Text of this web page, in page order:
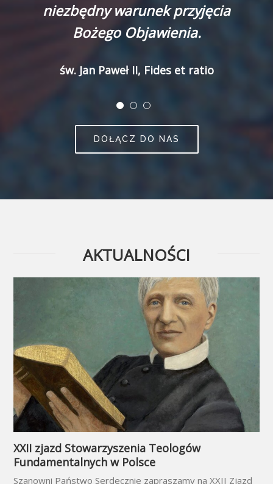
niezbędny warunek przyjęcia
Bożego Objawienia.
św. Jan Paweł II, Fides et ratio
DOŁĄCZ DO NAS
AKTUALNOŚCI
XXII zjazd Stowarzyszenia Teologów
Fundamentalnych w Polsce
Szanowni Państwo Serdecznie zapraszamy na XXII Zjazd